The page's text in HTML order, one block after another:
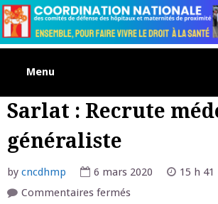
Skip
to
content
Menu
Sarlat : Recrute
généraliste
by cncdhmp 6 mars 2020
15 h
Commentaires ferméssur